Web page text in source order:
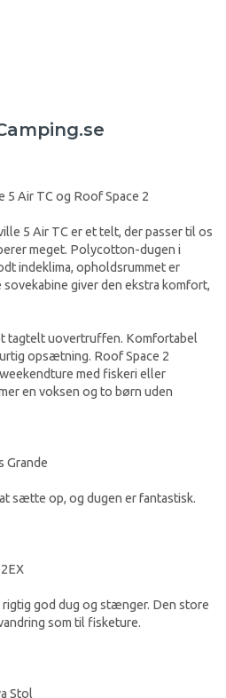
Air TC og Roof Space 2
5 Air TC er et telt, der passer til os
meget. Polycotton-dugen i
indeklima, opholdsrummet er
giver den ekstra komfort,
tagtelt uovertruffen. Komfortabel
opsætning. Roof Space 2
med fiskeri eller
en voksen og to børn uden
Grande
sætte op, og dugen er fantastisk.
god dug og stænger. Den store
som til fisketure.
Stol